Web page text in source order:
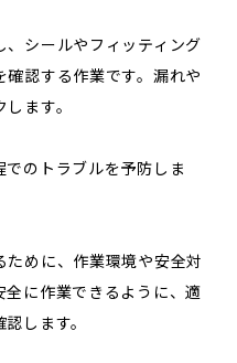
シールやフィッティング
認する作業です。漏れや
ます。
のトラブルを予防しま
めに、作業環境や安全対
に作業できるように、適
します。